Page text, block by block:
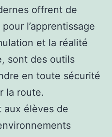
offrent de
l’apprentissage
et la réalité
sont des outils
en toute sécurité
la route.
aux élèves de